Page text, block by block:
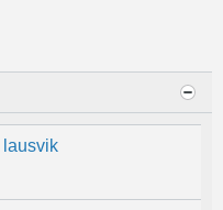
lausvik